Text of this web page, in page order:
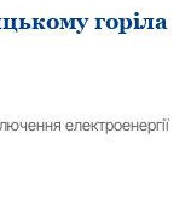
горіла
електроенергії